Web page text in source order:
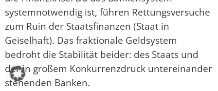
systemnotwendig ist, führen Rettungsversuche
zum Ruin der Staatsfinanzen (Staat in
Geiselhaft). Das fraktionale Geldsystem
bedroht die Stabilität beider: des Staats und
der in großem Konkurrenzdruck untereinander
stehenden Banken.